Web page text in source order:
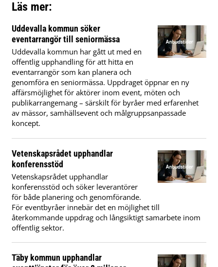
Läs mer:
Uddevalla kommun söker
eventarrangör till seniormässa
Uddevalla kommun har gått ut med en
offentlig upphandling för att hitta en
eventarrangör som kan planera och
genomföra en seniormässa. Uppdraget öppnar en ny
affärsmöjlighet för aktörer inom event, möten och
publikarrangemang – särskilt för byråer med erfarenhet
av mässor, samhällsevent och målgruppsanpassade
koncept.
Vetenskapsrådet upphandlar
konferensstöd
Vetenskapsrådet upphandlar
konferensstöd och söker leverantörer
för både planering och genomförande.
För eventbyråer innebär det en möjlighet till
återkommande uppdrag och långsiktigt samarbete inom
offentlig sektor.
Täby kommun upphandlar